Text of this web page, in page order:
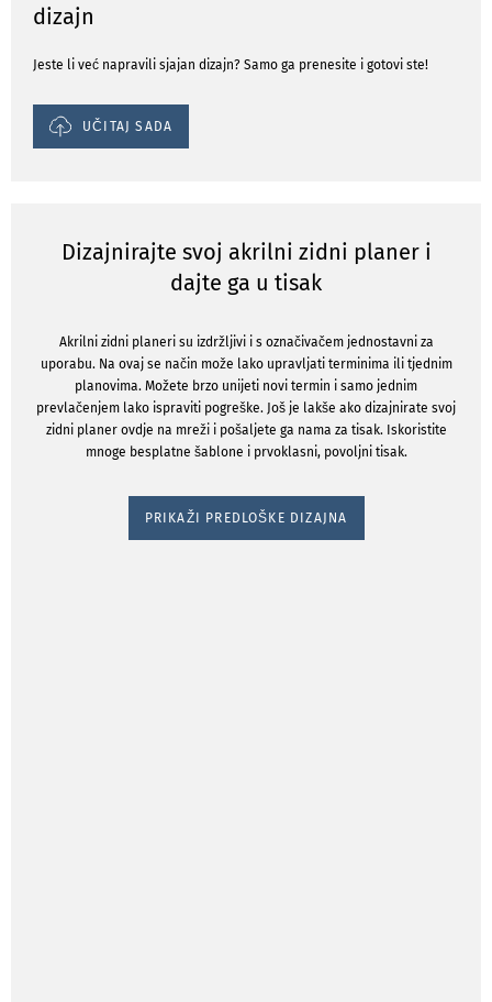
dizajn
Jeste li već napravili sjajan dizajn? Samo ga prenesite i gotovi ste!
UČITAJ SADA
Dizajnirajte svoj akrilni zidni planer i
dajte ga u tisak
Akrilni zidni planeri su izdržljivi i s označivačem jednostavni za
uporabu. Na ovaj se način može lako upravljati terminima ili tjednim
planovima. Možete brzo unijeti novi termin i samo jednim
prevlačenjem lako ispraviti pogreške. Još je lakše ako dizajnirate svoj
zidni planer ovdje na mreži i pošaljete ga nama za tisak. Iskoristite
mnoge besplatne šablone i prvoklasni, povoljni tisak.
PRIKAŽI PREDLOŠKE DIZAJNA